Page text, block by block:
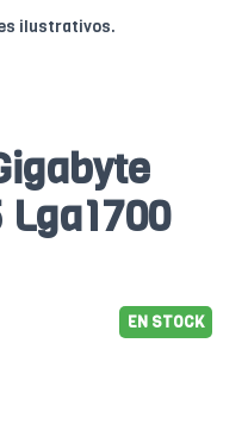
ilustrativos.
Lga1700
EN STOCK